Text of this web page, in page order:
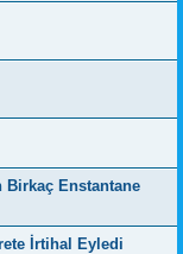
Birkaç Enstantane
İrtihal Eyledi